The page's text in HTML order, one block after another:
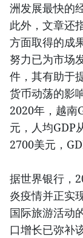
洲发展最快的
此外，文章还
方面取得的成
努力已为市场
件，其有助于
货币动荡的影响
2020年，越南
元，人均GDP
2700美元，
据世界银行，
炎疫情并正实
国际旅游活动
口增长已弥补